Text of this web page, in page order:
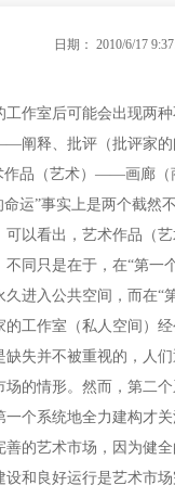
日期： 2010/6/17
作室后可能会出现两
阐释、批评（批评
作品（艺术）——画廊
运”事实上是两个截然
以看出，艺术作品（
不同只是在于，在“第一
进入公共空间，而在“
工作室（私人空间）经
失并不被重视的，人
的情形。然而，第二
个系统地全力建构才
的艺术市场，因为健
和良好运行是艺术市